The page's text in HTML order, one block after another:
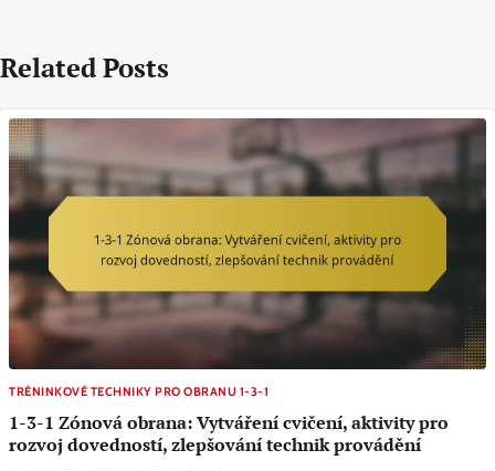
Related Posts
TRÉNINKOVÉ TECHNIKY PRO OBRANU 1-3-1
1-3-1 Zónová obrana: Vytváření cvičení, aktivity pro
rozvoj dovedností, zlepšování technik provádění